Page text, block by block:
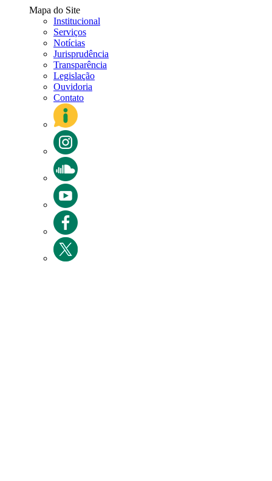
Mapa do Site
Institucional
Serviços
Notícias
Jurisprudência
Transparência
Legislação
Ouvidoria
Contato